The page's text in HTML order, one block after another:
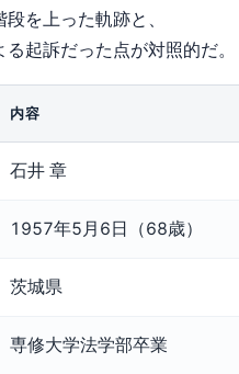
を上った軌跡と、
起訴だった点が対照的だ。
内容
石井 章
1957年5月6日（68歳）
茨城県
専修大学法学部卒業